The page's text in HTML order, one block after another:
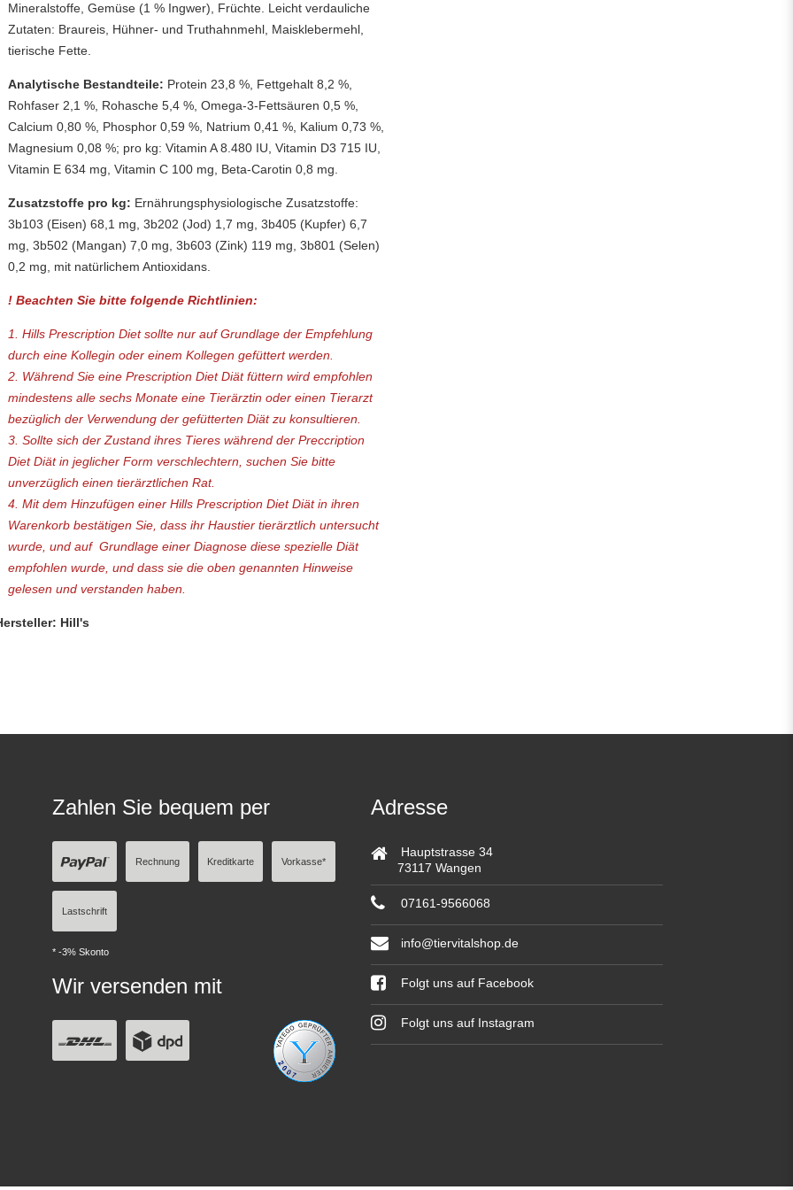
Mineralstoffe, Gemüse (1 % Ingwer), Früchte. Leicht verdauliche
Zutaten: Braureis, Hühner- und Truthahnmehl, Maisklebermehl,
tierische Fette.
Analytische Bestandteile: Protein 23,8 %, Fettgehalt 8,2 %,
Rohfaser 2,1 %, Rohasche 5,4 %, Omega-3-Fettsäuren 0,5 %,
Calcium 0,80 %, Phosphor 0,59 %, Natrium 0,41 %, Kalium 0,73 %,
Magnesium 0,08 %; pro kg: Vitamin A 8.480 IU, Vitamin D3 715 IU,
Vitamin E 634 mg, Vitamin C 100 mg, Beta-Carotin 0,8 mg.
Zusatzstoffe pro kg: Ernährungsphysiologische Zusatzstoffe:
3b103 (Eisen) 68,1 mg, 3b202 (Jod) 1,7 mg, 3b405 (Kupfer) 6,7
mg, 3b502 (Mangan) 7,0 mg, 3b603 (Zink) 119 mg, 3b801 (Selen)
0,2 mg, mit natürlichem Antioxidans.
! Beachten Sie bitte folgende Richtlinien:
1. Hills Prescription Diet sollte nur auf Grundlage der Empfehlung
durch eine Kollegin oder einem Kollegen gefüttert werden.
2. Während Sie eine Prescription Diet Diät füttern wird empfohlen
mindestens alle sechs Monate eine Tierärztin oder einen Tierarzt
bezüglich der Verwendung der gefütterten Diät zu konsultieren.
3. Sollte sich der Zustand ihres Tieres während der Preccription
Diet Diät in jeglicher Form verschlechtern, suchen Sie bitte
unverzüglich einen tierärztlichen Rat.
4. Mit dem Hinzufügen einer Hills Prescription Diet Diät in ihren
Warenkorb bestätigen Sie, dass ihr Haustier tierärztlich untersucht
wurde, und auf Grundlage einer Diagnose diese spezielle Diät
empfohlen wurde, und dass sie die oben genannten Hinweise
gelesen und verstanden haben.
Hill's
Zahlen Sie bequem per
Rechnung Kreditkarte Vorkasse*
Lastschrift
* -3% Skonto
Wir versenden mit
Adresse
Hauptstrasse 34
73117 Wangen
07161-9566068
info@tiervitalshop.de
Folgt uns auf Facebook
Folgt uns auf Instagram